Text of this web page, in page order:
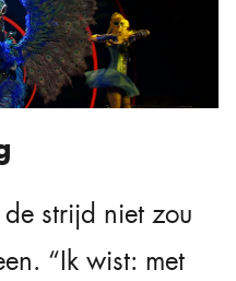
strijd niet zou
“Ik wist: met